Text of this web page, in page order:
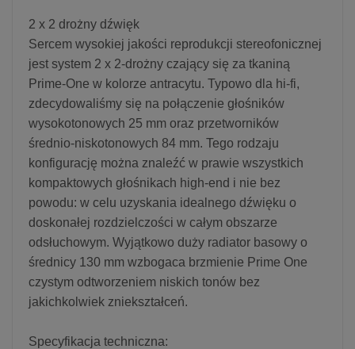
2 x 2 drożny dźwięk
Sercem wysokiej jakości reprodukcji stereofonicznej
jest system 2 x 2-drożny czający się za tkaniną
Prime-One w kolorze antracytu. Typowo dla hi-fi,
zdecydowaliśmy się na połączenie głośników
wysokotonowych 25 mm oraz przetworników
średnio-niskotonowych 84 mm. Tego rodzaju
konfigurację można znaleźć w prawie wszystkich
kompaktowych głośnikach high-end i nie bez
powodu: w celu uzyskania idealnego dźwięku o
doskonałej rozdzielczości w całym obszarze
odsłuchowym. Wyjątkowo duży radiator basowy o
średnicy 130 mm wzbogaca brzmienie Prime One
czystym odtworzeniem niskich tonów bez
jakichkolwiek zniekształceń.
Specyfikacja techniczna: